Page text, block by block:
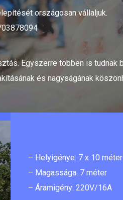
országosan vállaljuk.
Egyszerre többen is
és nagyságának
– Helyigénye: 7 x 10 méter
– Magassága: 7 méter
– Áramigény: 220V/16A